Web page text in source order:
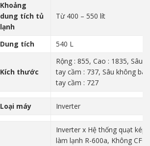
Khoảng
dung tích tủ
lạnh
Từ 400 – 550 lít
Dung tích 540 L
Kích thước
Rộng : 855, Cao : 1835, Sâu
tay cầm : 737, Sâu không
tay cầm : 727
Loại máy Inverter
Inverter x Hệ thống quạt kép,
làm lạnh R-600a, Không